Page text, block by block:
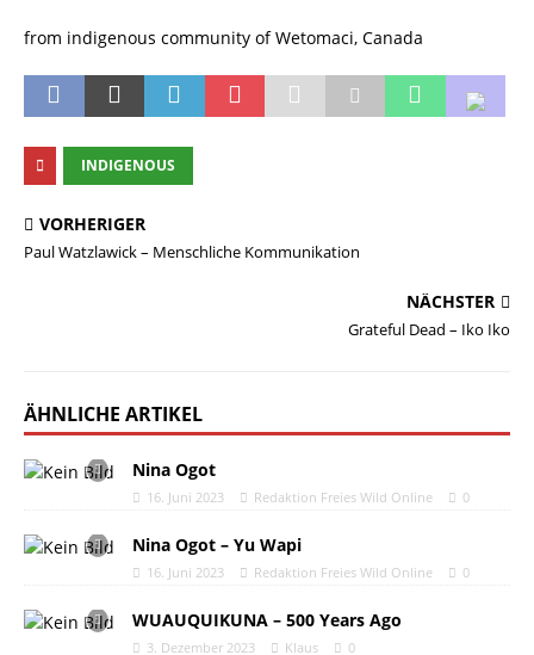
from indigenous community of Wetomaci, Canada
INDIGENOUS
VORHERIGER
Paul Watzlawick – Menschliche Kommunikation
NÄCHSTER
Grateful Dead – Iko Iko
ÄHNLICHE ARTIKEL
Nina Ogot
16. Juni 2023 Redaktion Freies Wild Online 0
Nina Ogot – Yu Wapi
16. Juni 2023 Redaktion Freies Wild Online 0
WUAUQUIKUNA – 500 Years Ago
3. Dezember 2023 Klaus 0